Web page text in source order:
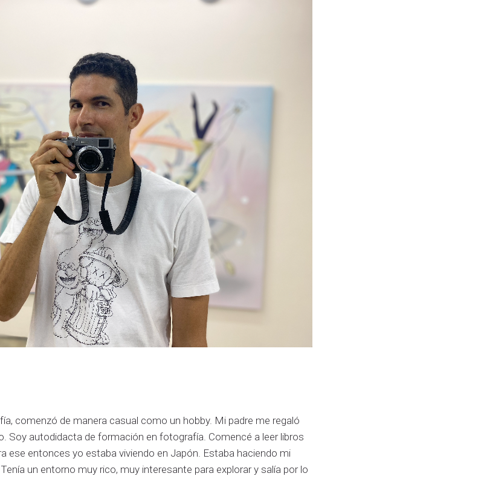
comenzó de manera casual como un hobby. Mi padre me regaló
Soy autodidacta de formación en fotografía. Comencé a leer libros
ese entonces yo estaba viviendo en Japón. Estaba haciendo mi
un entorno muy rico, muy interesante para explorar y salía por lo